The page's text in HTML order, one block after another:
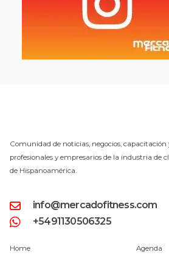
Comunidad de noticias, negocios,
profesionales y empresarios de la industria de
de Hispanoamérica.
info@mercadofitness.com
+5491130506325
Home Agenda